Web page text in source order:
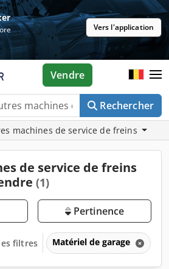
Vers l'application
Rechercher
Vendre
machines de service de freins
de service de freins
(1)
Pertinence
filtres Matériel de garage